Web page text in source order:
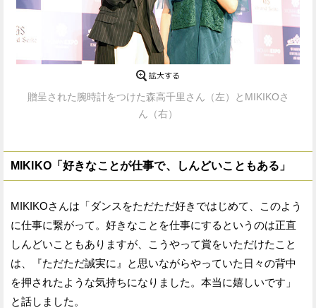
贈呈された腕時計をつけた森高千里さん（左）とMIKIKOさ
ん（右）
MIKIKO「好きなことが仕事で、しんどいこともある」
MIKIKOさんは「ダンスをただただ好きではじめて、このよう
に仕事に繋がって。好きなことを仕事にするというのは正直
しんどいこともありますが、こうやって賞をいただけたこと
は、『ただただ誠実に』と思いながらやっていた日々の背中
を押されたような気持ちになりました。本当に嬉しいです」
と話しました。